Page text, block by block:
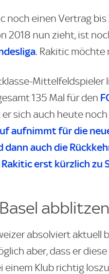
noch einen Vertrag
2018 nun zieht, ist
. Rakitic
135 Mal für den
sich auch heute
aufnimmt für die
dann auch die
erst kürzlich zu
abblitzen
absolviert aktuell
aber, dass er
einem Klub richtig